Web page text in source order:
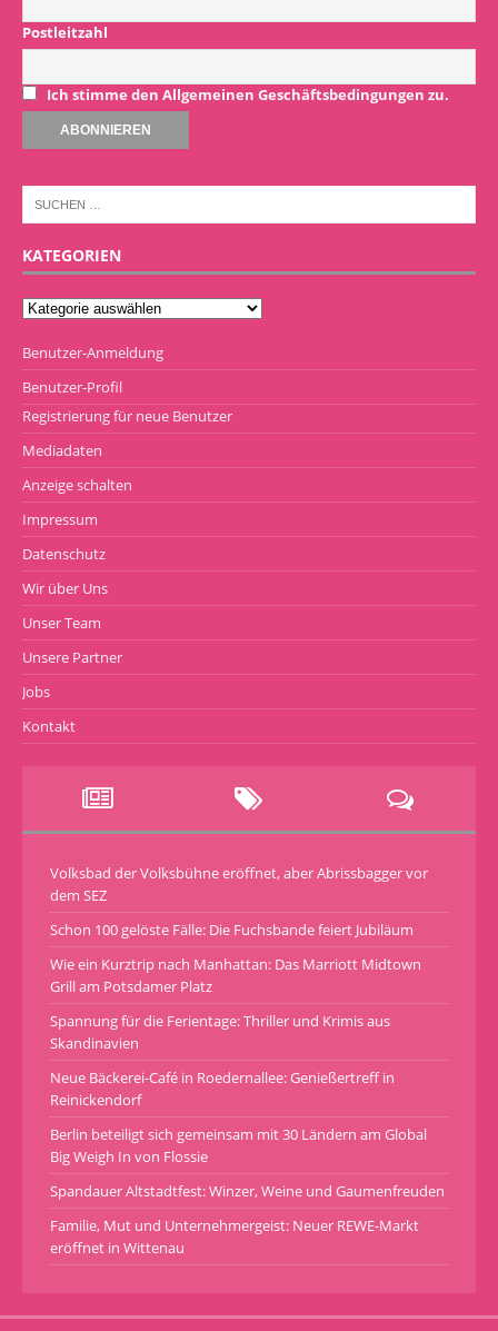
Postleitzahl
Ich stimme den Allgemeinen Geschäftsbedingungen zu.
KATEGORIEN
Benutzer-Anmeldung
Benutzer-Profil
Registrierung für neue Benutzer
Mediadaten
Anzeige schalten
Impressum
Datenschutz
Wir über Uns
Unser Team
Unsere Partner
Jobs
Kontakt
Volksbad der Volksbühne eröffnet, aber Abrissbagger vor
dem SEZ
Schon 100 gelöste Fälle: Die Fuchsbande feiert Jubiläum
Wie ein Kurztrip nach Manhattan: Das Marriott Midtown
Grill am Potsdamer Platz
Spannung für die Ferientage: Thriller und Krimis aus
Skandinavien
Neue Bäckerei-Café in Roedernallee: Genießertreff in
Reinickendorf
Berlin beteiligt sich gemeinsam mit 30 Ländern am Global
Big Weigh In von Flossie
Spandauer Altstadtfest: Winzer, Weine und Gaumenfreuden
Familie, Mut und Unternehmergeist: Neuer REWE-Markt
eröffnet in Wittenau